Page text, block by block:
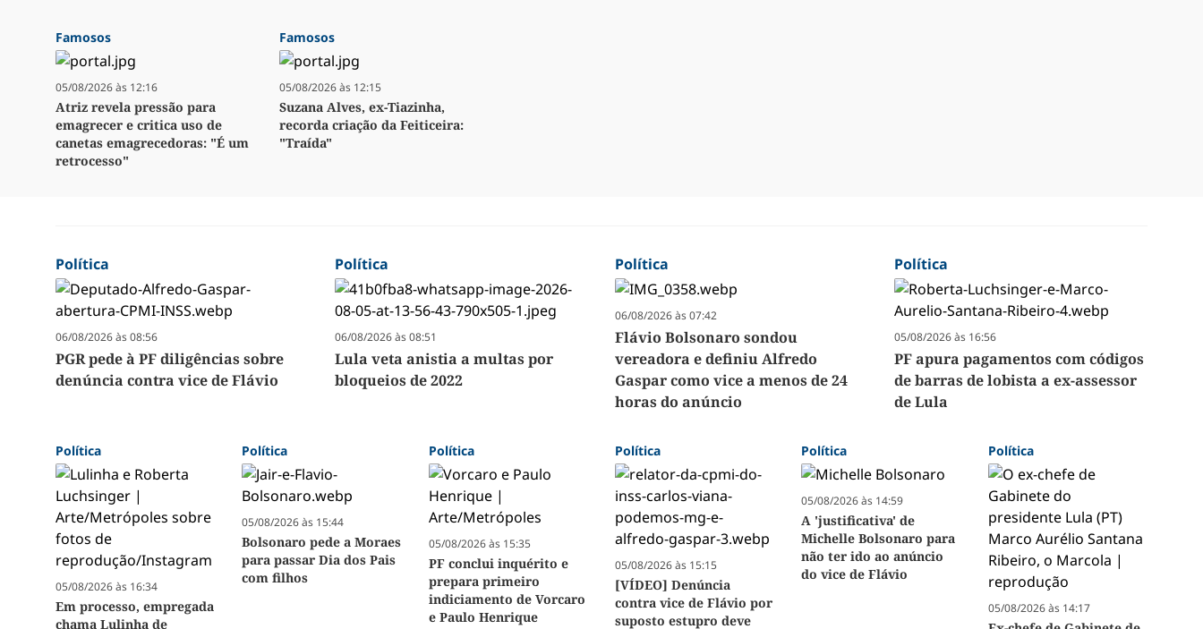
Famosos
05/08/2026 às 12:16
Atriz revela pressão para
emagrecer e critica uso de
canetas emagrecedoras: "É um
retrocesso"
Famosos
05/08/2026 às 12:15
Suzana Alves, ex-Tiazinha,
recorda criação da Feiticeira:
"Traída"
Política
06/08/2026 às 08:56
PGR pede à PF diligências sobre
denúncia contra vice de Flávio
Política
06/08/2026 às 08:51
Lula veta anistia a multas por
bloqueios de 2022
Política
06/08/2026 às 07:42
Flávio Bolsonaro sondou
vereadora e definiu Alfredo
Gaspar como vice a menos de 24
horas do anúncio
Política
05/08/2026 às 16:56
PF apura pagamentos com códigos
de barras de lobista a ex-assessor
de Lula
Política
05/08/2026 às 16:34
Em processo, empregada
chama Lulinha de
Política
05/08/2026 às 15:44
Bolsonaro pede a Moraes
para passar Dia dos Pais
com filhos
Política
05/08/2026 às 15:35
PF conclui inquérito e
prepara primeiro
indiciamento de Vorcaro
e Paulo Henrique
Política
05/08/2026 às 15:15
[VÍDEO] Denúncia
contra vice de Flávio por
suposto estupro deve
Política
05/08/2026 às 14:59
A 'justificativa' de
Michelle Bolsonaro para
não ter ido ao anúncio
do vice de Flávio
Política
05/08/2026 às 14:17